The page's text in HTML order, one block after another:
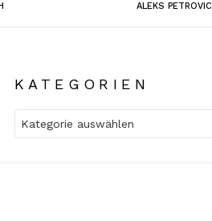
ALEKS PETROVIC
KATEGORIEN